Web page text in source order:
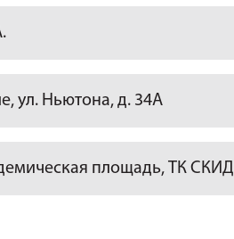
ул. Ньютона, д. 34А
площадь, ТК СКИД